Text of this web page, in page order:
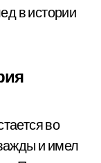
в истории
во
и имел